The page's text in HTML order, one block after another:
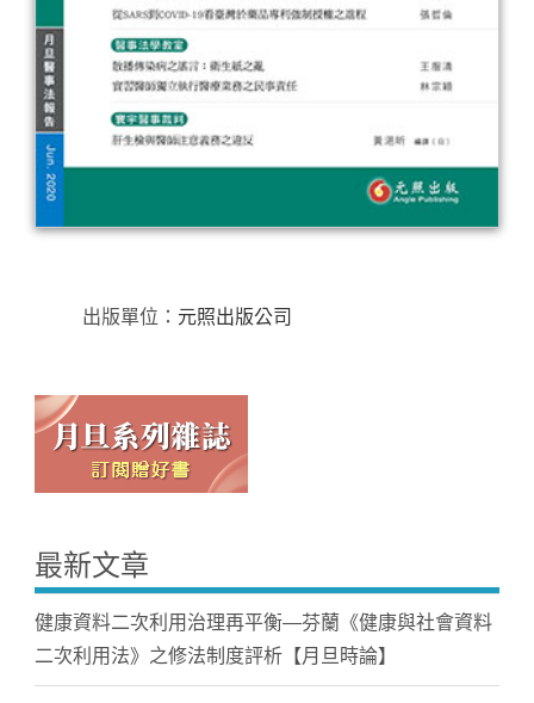
出版單位： 元照出版公司
最新文章
健康資料二次利用治理再平衡—芬蘭《健康與社會資料
二次利用法》之修法制度評析【月旦時論】